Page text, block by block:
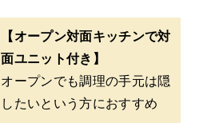
【オープン対面キッチンで対
面ユニット付き】
オープンでも調理の手元は隠
したいという方におすすめ